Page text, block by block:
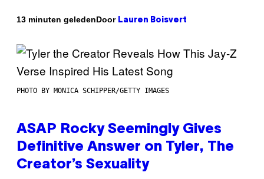
13 minuten geledenDoor Lauren Boisvert
PHOTO BY MONICA SCHIPPER/GETTY IMAGES
ASAP Rocky Seemingly Gives
Definitive Answer on Tyler, The
Creator’s Sexuality